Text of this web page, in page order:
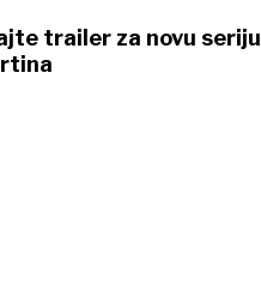
trailer za novu seriju